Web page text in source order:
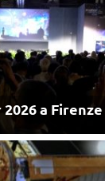
a Firenze